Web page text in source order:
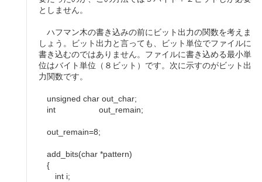
としません。
ハフマン木の書き込みの前にビット出力の関数を考えま
しょう。ビット出力と言っても、ビット単位でファイルに
書き込むのではありません。ファイルに書き込める最小単
位はバイト単位（８ビット）です。次に示すのがビット出
力関数です。
unsigned char out_char;
int out_remain;
out_remain=8;
add_bits(char *pattern)
{
int i;